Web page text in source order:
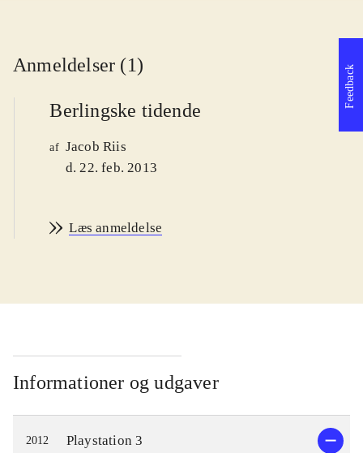
Anmeldelser (1)
Berlingske tidende
af Jacob Riis
d. 22. feb. 2013
Læs anmeldelse
Informationer og udgaver
2012 Playstation 3
Feedback